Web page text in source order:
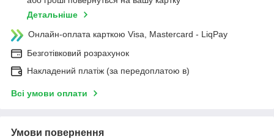
Детальніше
Онлайн-оплата карткою Visa, Mastercard - LiqPay
Безготівковий розрахунок
Накладений платіж (за передоплатою в)
Всі умови оплати
Умови повернення